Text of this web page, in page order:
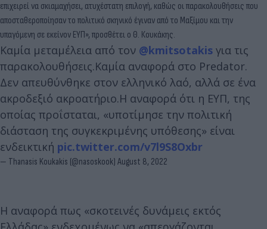
επιχειρεί να σκιαμαχήσει, ατυχέστατη επιλογή, καθώς οι παρακολουθήσεις που
αποσταθεροποίησαν το πολιτικό σκηνικό έγιναν από το Μαξίμου και την
υπαγόμενη σε εκείνον ΕΥΠ», προσθέτει ο Θ. Κουκάκης.
Καμία μεταμέλεια από τον @kmitsotakis για τις
παρακολουθήσεις.Καμία αναφορά στο Predator.
Δεν απευθύνθηκε στον ελληνικό λαό, αλλά σε ένα
ακροδεξιό ακροατήριο.Η αναφορά ότι η ΕΥΠ, της
οποίας προΐσταται, «υποτίμησε την πολιτική
διάσταση της συγκεκριμένης υπόθεσης» είναι
ενδεικτική pic.twitter.com/v7l9S8Oxbr
— Thanasis Koukakis (@nasoskook) August 8, 2022
Η αναφορά πως «σκοτεινές δυνάμεις εκτός